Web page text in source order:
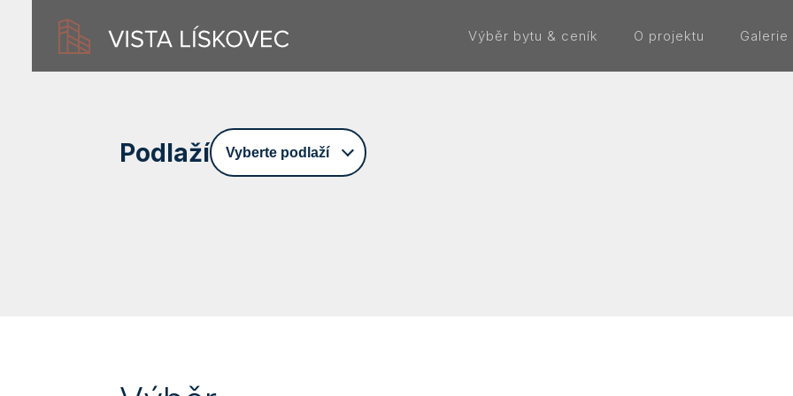
Výběr bytu & ceník O projektu Galerie
Podlaží Vyberte podlaží